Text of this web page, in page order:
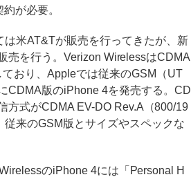
が必要。
米AT&Tが販売を行ってきたが、新
売を行う。Verizon WirelessはCDMA
おり、Appleでは従来のGSM（UT
CDMA版のiPhone 4を発売する。CD
方式がCDMA EV-DO Rev.A（800/19
来のGSM版とサイズやスペックな
のiPhone 4には「Personal H